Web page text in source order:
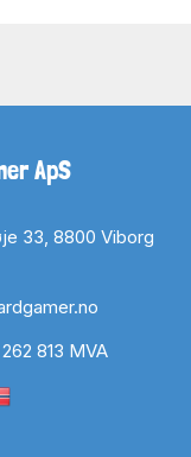
ApS
33, 8800 Viborg
813 MVA